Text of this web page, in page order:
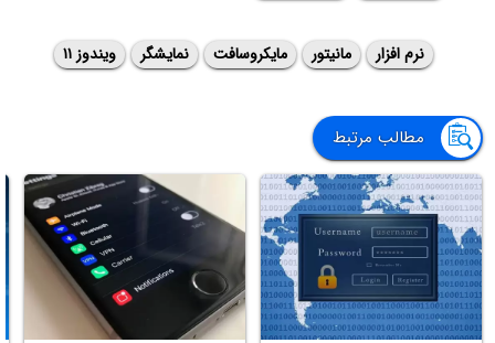
نرم افزار مانیتور مایکروسافت نمایشگر ویندوز ۱۱
مطالب مرتبط